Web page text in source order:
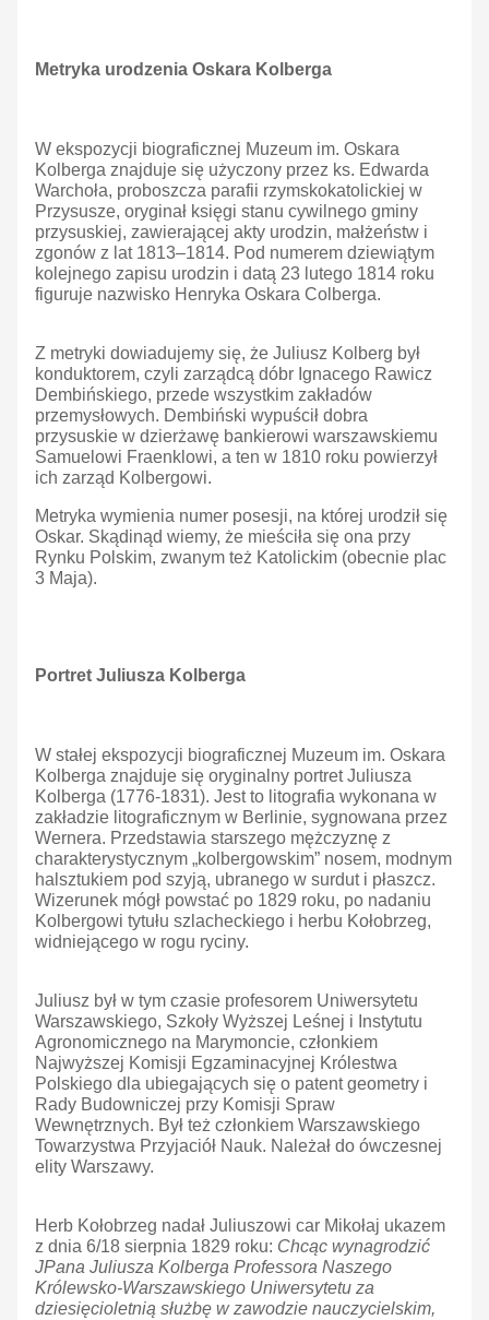
Metryka urodzenia Oskara Kolberga
W ekspozycji biograficznej Muzeum im. Oskara
Kolberga znajduje się użyczony przez ks. Edwarda
Warchoła, proboszcza parafii rzymskokatolickiej w
Przysusze, oryginał księgi stanu cywilnego gminy
przysuskiej, zawierającej akty urodzin, małżeństw i
zgonów z lat 1813–1814. Pod numerem dziewiątym
kolejnego zapisu urodzin i datą 23 lutego 1814 roku
figuruje nazwisko Henryka Oskara Colberga.
Z metryki dowiadujemy się, że Juliusz Kolberg był
konduktorem, czyli zarządcą dóbr Ignacego Rawicz
Dembińskiego, przede wszystkim zakładów
przemysłowych. Dembiński wypuścił dobra
przysuskie w dzierżawę bankierowi warszawskiemu
Samuelowi Fraenklowi, a ten w 1810 roku powierzył
ich zarząd Kolbergowi.
Metryka wymienia numer posesji, na której urodził się
Oskar. Skądinąd wiemy, że mieściła się ona przy
Rynku Polskim, zwanym też Katolickim (obecnie plac
3 Maja).
Portret Juliusza Kolberga
W stałej ekspozycji biograficznej Muzeum im. Oskara
Kolberga znajduje się oryginalny portret Juliusza
Kolberga (1776-1831). Jest to litografia wykonana w
zakładzie litograficznym w Berlinie, sygnowana przez
Wernera. Przedstawia starszego mężczyznę z
charakterystycznym „kolbergowskim” nosem, modnym
halsztukiem pod szyją, ubranego w surdut i płaszcz.
Wizerunek mógł powstać po 1829 roku, po nadaniu
Kolbergowi tytułu szlacheckiego i herbu Kołobrzeg,
widniejącego w rogu ryciny.
Juliusz był w tym czasie profesorem Uniwersytetu
Warszawskiego, Szkoły Wyższej Leśnej i Instytutu
Agronomicznego na Marymoncie, członkiem
Najwyższej Komisji Egzaminacyjnej Królestwa
Polskiego dla ubiegających się o patent geometry i
Rady Budowniczej przy Komisji Spraw
Wewnętrznych. Był też członkiem Warszawskiego
Towarzystwa Przyjaciół Nauk. Należał do ówczesnej
elity Warszawy.
Herb Kołobrzeg nadał Juliuszowi car Mikołaj ukazem
z dnia 6/18 sierpnia 1829 roku: Chcąc wynagrodzić
JPana Juliusza Kolberga Professora Naszego
Królewsko-Warszawskiego Uniwersytetu za
dziesięcioletnią służbę w zawodzie nauczycielskim,